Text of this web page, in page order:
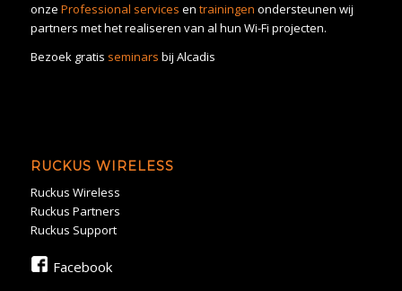
onze Professional services en trainingen ondersteunen wij
partners met het realiseren van al hun Wi-Fi projecten.
Bezoek gratis seminars bij Alcadis
RUCKUS WIRELESS
Ruckus Wireless
Ruckus Partners
Ruckus Support
Facebook